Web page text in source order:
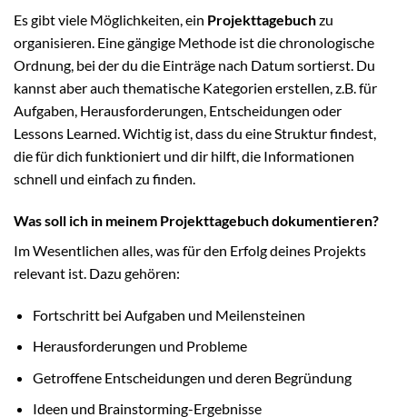
Es gibt viele Möglichkeiten, ein Projekttagebuchzu
organisieren. Eine gängige Methode ist die chronologische
Ordnung, bei der du die Einträge nach Datum sortierst. Du
kannst aber auch thematische Kategorien erstellen, z.B. für
Aufgaben, Herausforderungen, Entscheidungen oder
Lessons Learned. Wichtig ist, dass du eine Struktur findest,
die für dich funktioniert und dir hilft, die Informationen
schnell und einfach zu finden.
Was soll ich in meinem Projekttagebuch dokumentieren?
Im Wesentlichen alles, was für den Erfolg deines Projekts
relevant ist. Dazu gehören:
Fortschritt bei Aufgaben und Meilensteinen
Herausforderungen und Probleme
Getroffene Entscheidungen und deren Begründung
Ideen und Brainstorming-Ergebnisse